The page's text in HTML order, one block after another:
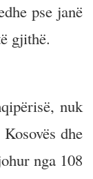
pse janë
gjithë.
nuk
dhe
nga 108